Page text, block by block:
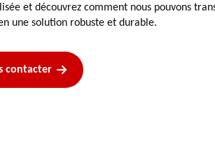
et découvrez comment nous pouvons
une solution robuste et durable.
contacter